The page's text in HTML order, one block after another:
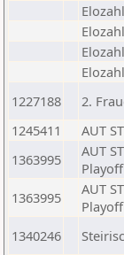
1227188
2.
1245411
AUT
1363995
AUT
Playoff
1363995
AUT
Playoff
1340246